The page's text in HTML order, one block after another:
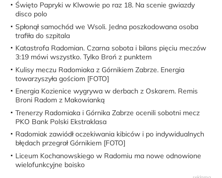
Święto Papryki w Klwowie po raz 18. Na scenie gwiazdy
disco polo
Spłonął samochód we Wsoli. Jedna poszkodowana osoba
trafiła do szpitala
Katastrofa Radomian. Czarna sobota i bilans pięciu meczów
3:19 mówi wszystko. Tylko Broń z punktem
Kulisy meczu Radomiaka z Górnikiem Zabrze. Energia
towarzyszyła gościom [FOTO]
Energia Kozienice wygrywa w derbach z Oskarem. Remis
Broni Radom z Makowianką
Trenerzy Radomiaka i Górnika Zabrze ocenili sobotni mecz
PKO Bank Polski Ekstraklasa
Radomiak zawiódł oczekiwania kibiców i po indywidualnych
błędach przegrał Górnikiem [FOTO]
Liceum Kochanowskiego w Radomiu ma nowe odnowione
wielofunkcyjne boisko